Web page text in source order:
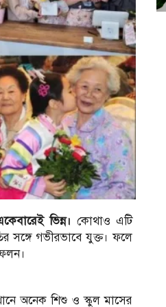
ভিন্ন। কোথাও এটি
সঙ্গে গভীরভাবে যুক্ত। ফলে
অনেক শিশু ও স্কুল মাসের